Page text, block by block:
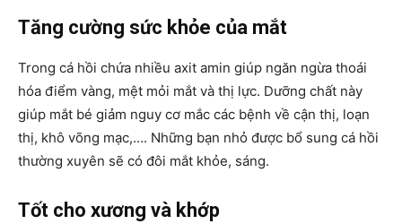
Tăng cường sức khỏe của mắt
Trong cá hồi chứa nhiều axit amin giúp ngăn ngừa thoái
hóa điểm vàng, mệt mỏi mắt và thị lực. Dưỡng chất này
giúp mắt bé giảm nguy cơ mắc các bệnh về cận thị, loạn
thị, khô võng mạc,…. Những bạn nhỏ được bổ sung cá hồi
thường xuyên sẽ có đôi mắt khỏe, sáng.
Tốt cho xương và khớp